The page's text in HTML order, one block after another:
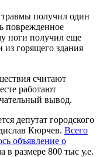
получил один
поврежденное
ноги получил еще
горящего здания
считают
работают
вывод.
депутат городского
Кюрчев. Всего
объявление о
в размере 800 тыс у.е.